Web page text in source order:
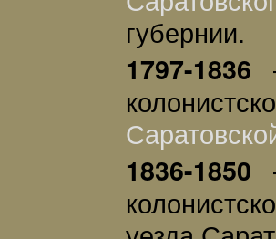
губернии.
1797-1836
1836-1850